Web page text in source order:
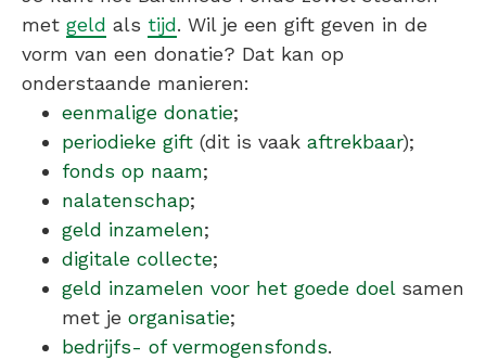
met geld als tijd. Wil je een gift geven in de
vorm van een donatie? Dat kan op
onderstaande manieren:
eenmalige donatie;
periodieke gift(dit is vaak aftrekbaar);
fonds op naam;
nalatenschap;
geld inzamelen;
digitale collecte;
geld inzamelen voor het goede doelsamen
met je organisatie;
bedrijfs- of vermogensfonds.